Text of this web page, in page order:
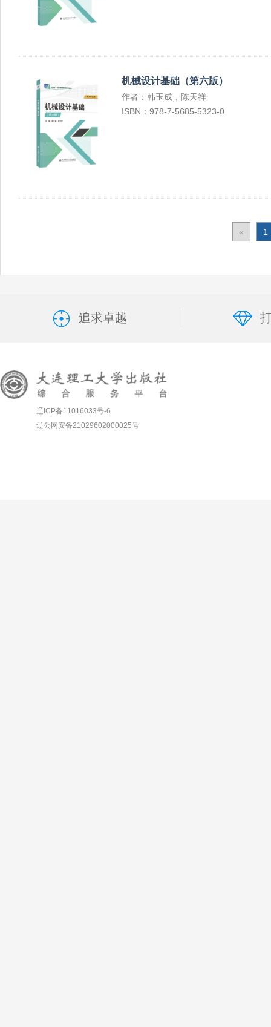
机械设计基础（第六版）
作者：韩玉成，陈天祥
ISBN：978-7-5685-5323-0
« 1
追求卓越
辽ICP备11016033号-6
辽公网安备21029602000025号